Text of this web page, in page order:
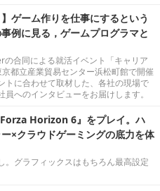
】ゲーム作りを仕事にするという
例に見る，ゲームプログラマと
合同による就活イベント「キャリア
都立産業貿易センター浜松町館で開催
トに合わせて取材した、各社の現場で
へのインタビューをお届けします。
Horizon 6』をプレイ。ハ
×クラウドゲーミングの底力を体
。グラフィックスはもちろん最高設定